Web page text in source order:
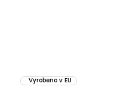
Vyrobeno v EU